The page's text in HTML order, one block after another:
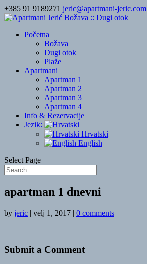
+385 91 9189271 jeric@apartmani-jeric.com
Početna
Božava
Dugi otok
Plaže
Apartmani
Apartman 1
Apartman 2
Apartman 3
Apartman 4
Info & Rezervacije
Jezik:
Hrvatski
English
Select Page
apartman 1 dnevni
by jeric | velj 1, 2017 | 0 comments
Submit a Comment